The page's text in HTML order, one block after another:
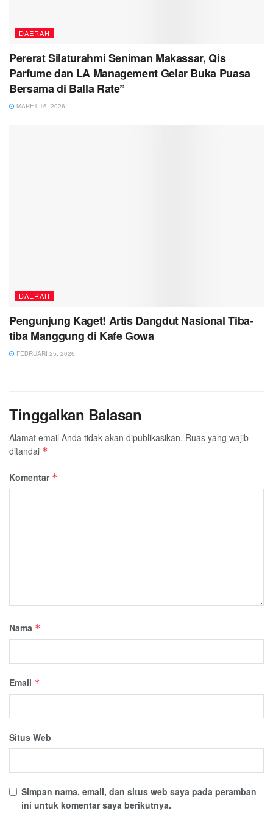
DAERAH
Pererat Silaturahmi Seniman Makassar, Qis
Parfume dan LA Management Gelar Buka Puasa
Bersama di Balla Rate”
MARET 16, 2026
DAERAH
Pengunjung Kaget! Artis Dangdut Nasional Tiba-
tiba Manggung di Kafe Gowa
FEBRUARI 25, 2026
Tinggalkan Balasan
Alamat email Anda tidak akan dipublikasikan. Ruas yang wajib
ditandai *
Komentar *
Nama *
Email *
Situs Web
Simpan nama, email, dan situs web saya pada peramban
ini untuk komentar saya berikutnya.